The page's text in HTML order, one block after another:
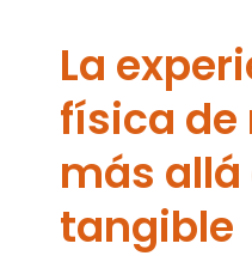
La
física de
más allá
tangible